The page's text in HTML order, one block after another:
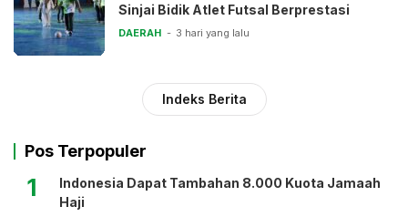
Sinjai Bidik Atlet Futsal Berprestasi
DAERAH 3 hari yang lalu
Indeks Berita
Pos Terpopuler
1
Indonesia Dapat Tambahan 8.000 Kuota Jamaah
Haji